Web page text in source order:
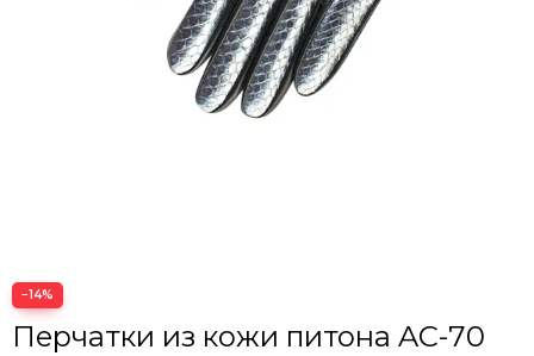
−14%
Перчатки из кожи питона AC-70